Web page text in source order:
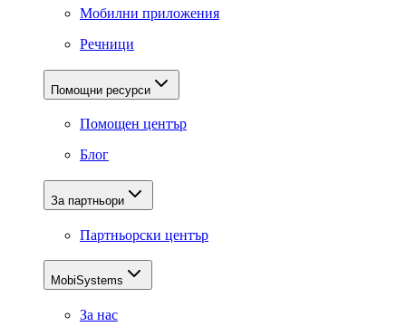
Мобилни приложения
Речници
Помощни ресурси
Помощен център
Блог
За партньори
Партньорски център
MobiSystems
За нас